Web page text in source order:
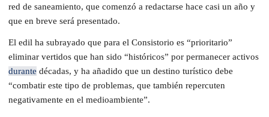
red de saneamiento, que comenzó a redactarse hace casi un año y
que en breve será presentado.
El edil ha subrayado que para el Consistorio es “prioritario”
eliminar vertidos que han sido “históricos” por permanecer activos
durante décadas, y ha añadido que un destino turístico debe
“combatir este tipo de problemas, que también repercuten
negativamente en el medioambiente”.